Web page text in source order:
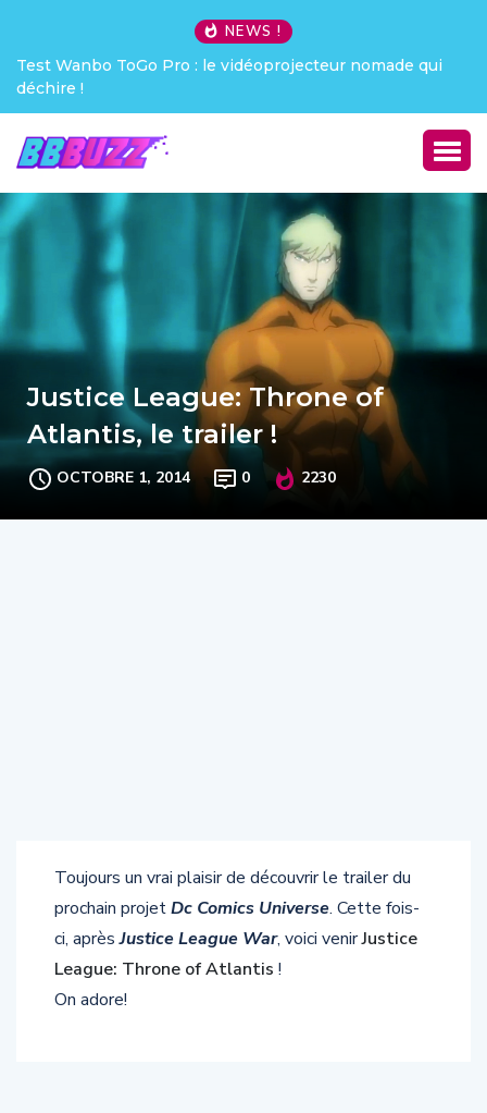
NEWS !
Test Wanbo ToGo Pro : le vidéoprojecteur nomade qui
déchire !
Justice League: Throne of
Atlantis, le trailer !
OCTOBRE 1, 2014 0 2230
Toujours un vrai plaisir de découvrir le trailer du
prochain projetDc Comics Universe. Cette fois-
ci, aprèsJustice League War, voici venirJustice
League: Throne of Atlantis !
On adore!